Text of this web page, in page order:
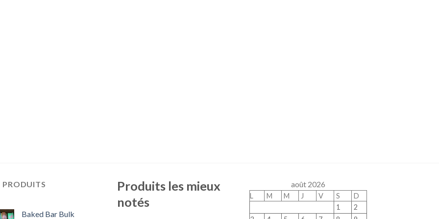
PRODUITS
Baked Bar Bulk
Produits les mieux
notés
août 2026
L M M J V S
D
1
2